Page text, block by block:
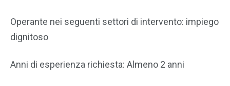
Operante nei seguenti settori di intervento: impiego
dignitoso
Anni di esperienza richiesta: Almeno 2 anni